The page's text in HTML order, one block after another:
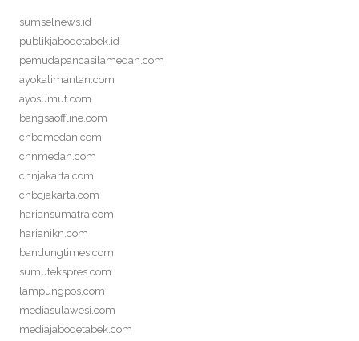
sumselnews.id
publikjabodetabek.id
pemudapancasilamedan.com
ayokalimantan.com
ayosumut.com
bangsaoffline.com
cnbcmedan.com
cnnmedan.com
cnnjakarta.com
cnbcjakarta.com
hariansumatra.com
harianikn.com
bandungtimes.com
sumutekspres.com
lampungpos.com
mediasulawesi.com
mediajabodetabek.com